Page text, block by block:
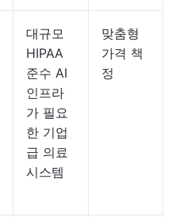
대규모
HIPAA
준수 AI
인프라
가 필요
한 기업
급 의료
시스템
맞춤형
가격 책
정